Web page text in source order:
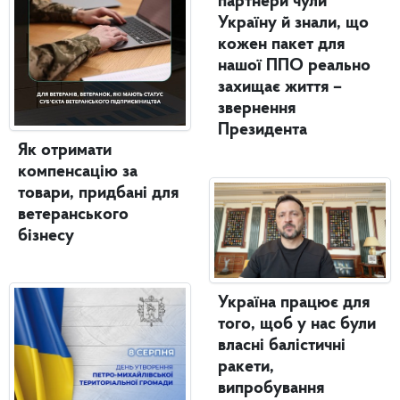
Як отримати
компенсацію за
товари, придбані для
ветеранського
бізнесу
Україну й знали, що
кожен пакет для
нашої ППО реально
захищає життя –
звернення
Президента
Україна працює для
того, щоб у нас були
власні балістичні
ракети,
випробування